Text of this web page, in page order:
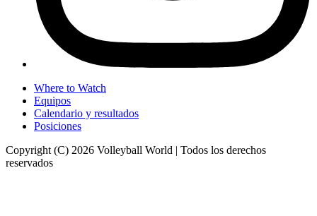
Where to Watch
Equipos
Calendario y resultados
Posiciones
Copyright (C) 2026 Volleyball World | Todos los derechos
reservados